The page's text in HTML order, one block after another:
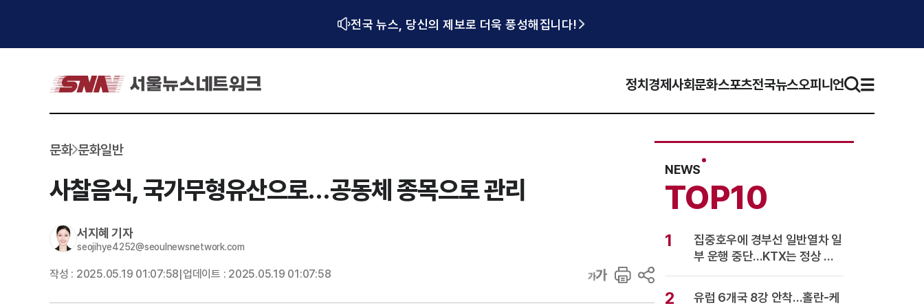
전국 뉴스, 당신의 제보로 더욱 풍성해집니다!
정치 경제사회문화스포츠전국뉴스오피니언
문화 문화일반
사찰음식, 국가무형유산으로…공동체 종목으로 관리
서지혜 기자
seojihye4252@seoulnewsnetwork.com
작성 : 2025.05.19 01:07:58 업데이트 : 2025.05.19 01:07:58
NEWS
TOP10
1
집중호우에 경부선 일반열차 일
부 운행 중단…KTX는 정상 운
행
2
유럽 6개국 8강 안착…홀란-케